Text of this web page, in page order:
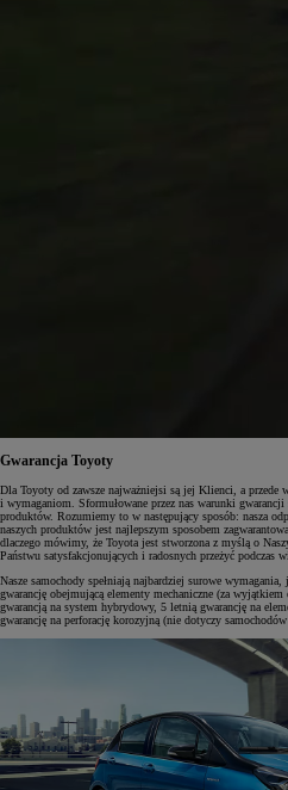
Gwarancja Toyoty
Dla Toyoty od zawsze najważniejsi są jej Klienci, a przede
i wymaganiom. Sformułowane przez nas warunki
produktów. Rozumiemy to w następujący sposób: nasza
naszych produktów jest najlepszym sposobem
dlaczego mówimy, że Toyota jest stworzona z myślą o
Państwu satysfakcjonujących i radosnych przeżyć podczas
Nasze samochody spełniają najbardziej surowe
gwarancję obejmującą elementy mechaniczne (za
gwarancją na system hybrydowy, 5 letnią gwarancję na
gwarancję na perforację korozyjną (nie dotyczy